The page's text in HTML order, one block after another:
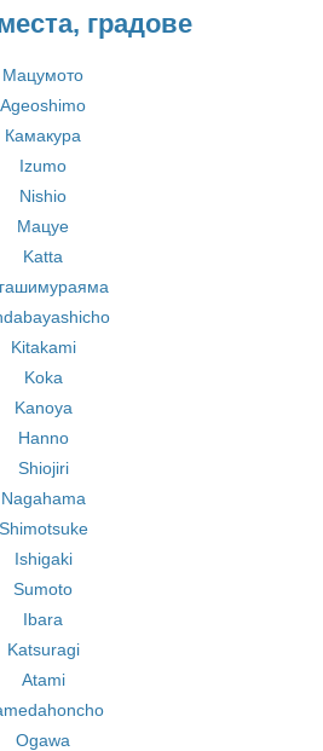
градове
Мацумото
Ageoshimo
Камакура
Izumo
Nishio
Мацуе
Katta
Kitakami
Koka
Kanoya
Hanno
Shiojiri
Nagahama
Shimotsuke
Ishigaki
Sumoto
Ibara
Katsuragi
Atami
Ogawa